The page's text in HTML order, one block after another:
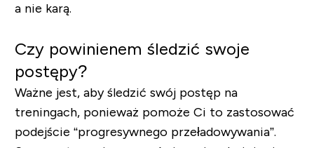
a nie karą.
Czy powinienem śledzić swoje
postępy?
Ważne jest, aby śledzić swój postęp na
treningach, ponieważ pomoże Ci to zastosować
podejście “progresywnego przeładowywania”.